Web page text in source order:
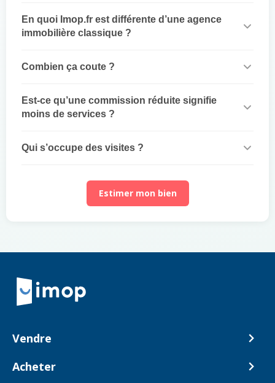
En quoi Imop.fr est différente d’une agence
immobilière classique ?
Combien ça coute ?
Est-ce qu’une commission réduite signifie
moins de services ?
Qui s’occupe des visites ?
Estimer mon bien
Retour à la navigation principale
Vendre
Comment ça marche ?
Acheter